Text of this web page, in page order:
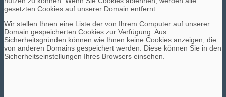
gesetzten Cookies auf unserer Domain entfernt.
Wir stellen Ihnen eine Liste der von Ihrem Computer auf unserer
Domain gespeicherten Cookies zur Verfügung. Aus
Sicherheitsgründen können wie Ihnen keine Cookies anzeigen, die
von anderen Domains gespeichert werden. Diese können Sie in den
Sicherheitseinstellungen Ihres Browsers einsehen.